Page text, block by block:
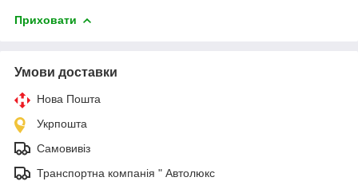
Приховати
Умови доставки
Нова Пошта
Укрпошта
Самовивіз
Транспортна компанія " Автолюкс